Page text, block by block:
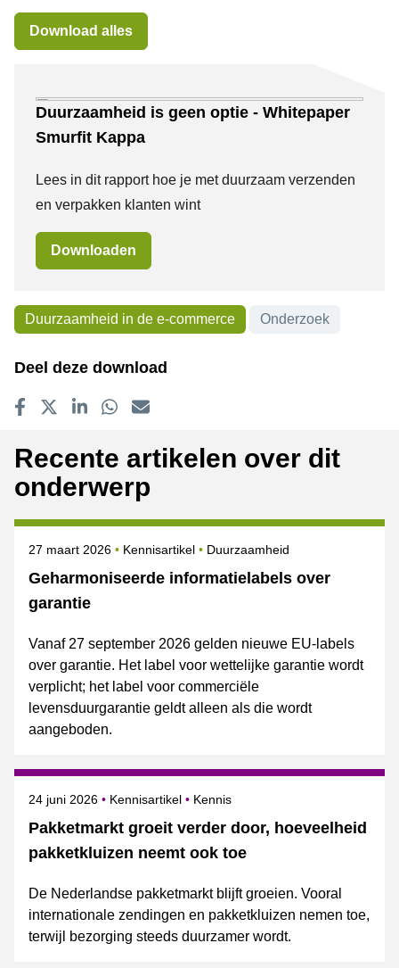
Download alles
Duurzaamheid is geen optie - Whitepaper
Smurfit Kappa
Lees in dit rapport hoe je met duurzaam verzenden
en verpakken klanten wint
Downloaden
Onderwerpen
Duurzaamheid in de e-commerce Onderzoek
Deel deze download
Recente artikelen over dit
onderwerp
Geharmoniseerde informatielabels over
garantie
Gepubliceerd op
27 maart 2026 Kennisartikel Onderwerpen
Duurzaamheid
Vanaf 27 september 2026 gelden nieuwe EU-labels
over garantie. Het label voor wettelijke garantie wordt
verplicht; het label voor commerciële
levensduurgarantie geldt alleen als die wordt
aangeboden.
Pakketmarkt groeit verder door, hoeveelheid
pakketkluizen neemt ook toe
Gepubliceerd op
24 juni 2026 Kennisartikel Onderwerpen
Kennis
De Nederlandse pakketmarkt blijft groeien. Vooral
internationale zendingen en pakketkluizen nemen toe,
terwijl bezorging steeds duurzamer wordt.